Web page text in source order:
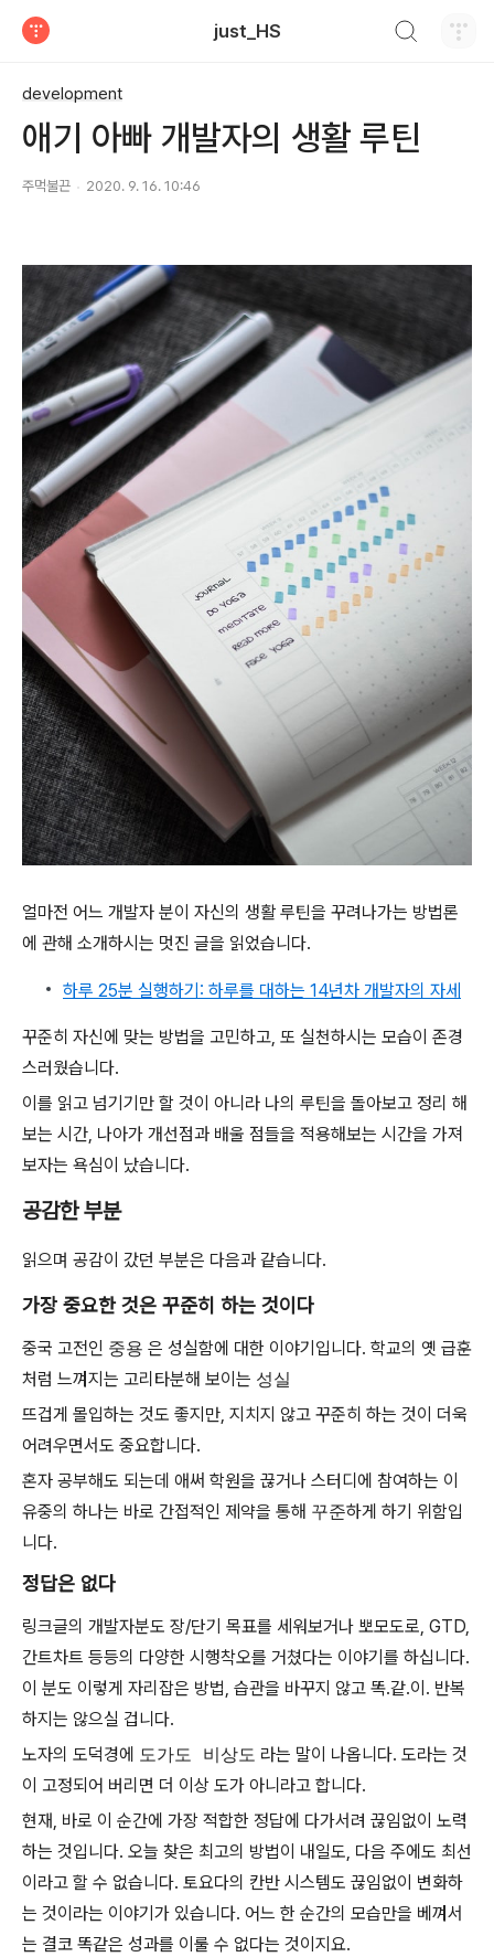
just_HS
development
애기 아빠 개발자의 생활 루틴
주먹불끈 2020. 9. 16. 10:46
얼마전 어느 개발자 분이 자신의 생활 루틴을 꾸려나가는 방법론
에 관해 소개하시는 멋진 글을 읽었습니다.
하루 25분 실행하기: 하루를 대하는 14년차 개발자의 자세
꾸준히 자신에 맞는 방법을 고민하고, 또 실천하시는 모습이 존경
스러웠습니다.
이를 읽고 넘기기만 할 것이 아니라 나의 루틴을 돌아보고 정리 해
보는 시간, 나아가 개선점과 배울 점들을 적용해보는 시간을 가져
보자는 욕심이 났습니다.
공감한 부분
읽으며 공감이 갔던 부분은 다음과 같습니다.
가장 중요한 것은 꾸준히 하는 것이다
중국 고전인 중용 은 성실함에 대한 이야기입니다. 학교의 옛 급훈
처럼 느껴지는 고리타분해 보이는 성실
뜨겁게 몰입하는 것도 좋지만, 지치지 않고 꾸준히 하는 것이 더욱
어려우면서도 중요합니다.
혼자 공부해도 되는데 애써 학원을 끊거나 스터디에 참여하는 이
유중의 하나는 바로 간접적인 제약을 통해 꾸준하게 하기 위함입
니다.
정답은 없다
링크글의 개발자분도 장/단기 목표를 세워보거나 뽀모도로, GTD,
간트차트 등등의 다양한 시행착오를 거쳤다는 이야기를 하십니다.
이 분도 이렇게 자리잡은 방법, 습관을 바꾸지 않고 똑.같.이. 반복
하지는 않으실 겁니다.
노자의 도덕경에 도가도 비상도 라는 말이 나옵니다. 도라는 것
이 고정되어 버리면 더 이상 도가 아니라고 합니다.
현재, 바로 이 순간에 가장 적합한 정답에 다가서려 끊임없이 노력
하는 것입니다. 오늘 찾은 최고의 방법이 내일도, 다음 주에도 최선
이라고 할 수 없습니다. 토요다의 칸반 시스템도 끊임없이 변화하
는 것이라는 이야기가 있습니다. 어느 한 순간의 모습만을 베껴서
는 결코 똑같은 성과를 이룰 수 없다는 것이지요.